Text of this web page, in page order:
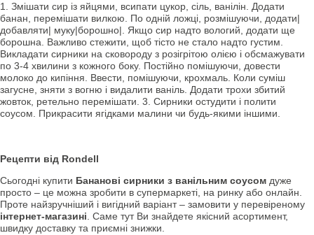
1. Змішати сир із яйцями, всипати цукор, сіль, ванілін. Додати
банан, перемішати вилкою. По одній ложці, розмішуючи, додати|
добавляти| муку|борошно|. Якщо сир надто вологий, додати ще
борошна. Важливо стежити, щоб тісто не стало надто густим.
Викладати сирники на сковороду з розігрітою олією і обсмажувати
по 3-4 хвилини з кожного боку. Постійно помішуючи, довести
молоко до кипіння. Ввести, помішуючи, крохмаль. Коли суміш
загусне, зняти з вогню і видалити ваніль. Додати трохи збитий
жовток, ретельно перемішати. 3. Сирники остудити і полити
соусом. Прикрасити ягідками малини чи будь-якими іншими.
Рецепти від Rondell
Сьогодні купити Бананові сирники з ванільним соусом дуже
просто – це можна зробити в супермаркеті, на ринку або онлайн.
Проте найзручніший і вигідний варіант – замовити у перевіреному
інтернет-магазині . Саме тут Ви знайдете якісний асортимент,
швидку доставку та приємні знижки.